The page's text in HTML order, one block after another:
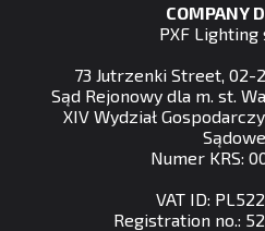
COMPANY
PXF Lighting
73 Jutrzenki Street, 02-
Sąd Rejonowy dla m. st.
XIV Wydział
Numer KRS:
VAT ID:
Registration no.: